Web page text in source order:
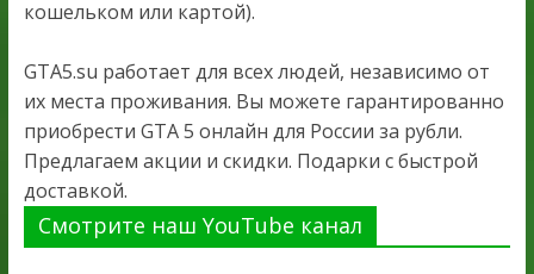
кошельком или картой).
GTA5.su работает для всех людей, независимо от
их места проживания. Вы можете гарантированно
приобрести GTA 5 онлайн для России за рубли.
Предлагаем акции и скидки. Подарки с быстрой
доставкой.
Смотрите наш YouTube канал